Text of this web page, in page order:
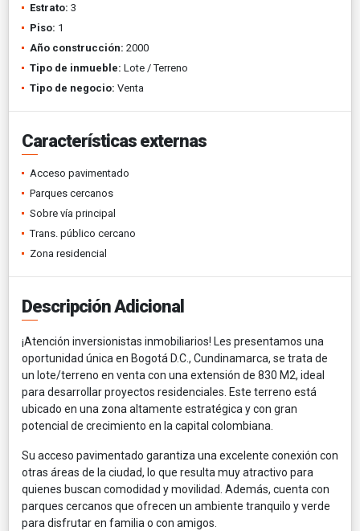
Estrato: 3
Piso: 1
Año construcción: 2000
Tipo de inmueble: Lote / Terreno
Tipo de negocio: Venta
Características externas
Acceso pavimentado
Parques cercanos
Sobre vía principal
Trans. público cercano
Zona residencial
Descripción Adicional
¡Atención inversionistas inmobiliarios! Les presentamos una
oportunidad única en Bogotá D.C., Cundinamarca, se trata de
un lote/terreno en venta con una extensión de 830 M2, ideal
para desarrollar proyectos residenciales. Este terreno está
ubicado en una zona altamente estratégica y con gran
potencial de crecimiento en la capital colombiana.
Su acceso pavimentado garantiza una excelente conexión con
otras áreas de la ciudad, lo que resulta muy atractivo para
quienes buscan comodidad y movilidad. Además, cuenta con
parques cercanos que ofrecen un ambiente tranquilo y verde
para disfrutar en familia o con amigos.